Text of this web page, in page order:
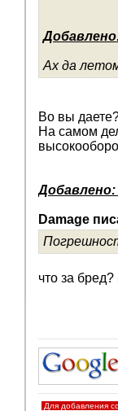
Ах да
Во вы
На самом
Добавлено:
Damage
что за
Для добавления